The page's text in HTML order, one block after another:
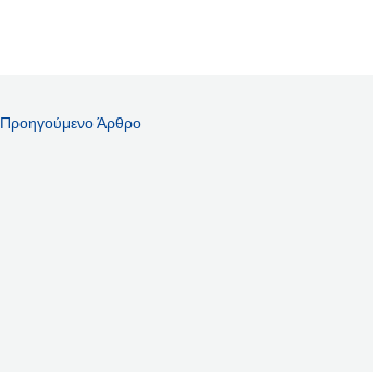
Προηγούμενο Άρθρο